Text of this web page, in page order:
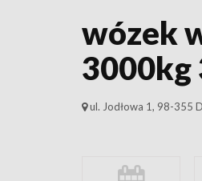
wózek
3000kg
ul. Jodłowa 1, 98-355